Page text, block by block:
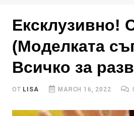
Ексклузивно!
(Моделката
Всичко за
ОТ LISA MARCH 16, 2022